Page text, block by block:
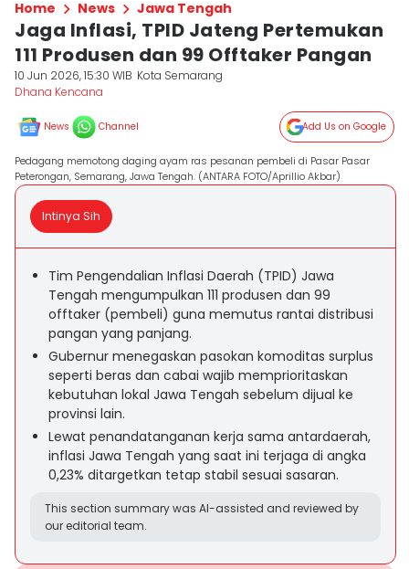
Home News Jawa Tengah
Jaga Inflasi, TPID Jateng Pertemukan
111 Produsen dan 99 Offtaker Pangan
10 Jun 2026, 15:30 WIB Kota Semarang
Dhana Kencana
News Channel Add Us on Google
Pedagang memotong daging ayam ras pesanan pembeli di Pasar Pasar
Peterongan, Semarang, Jawa Tengah. (ANTARA FOTO/Aprillio Akbar)
Intinya Sih
Tim Pengendalian Inflasi Daerah (TPID) Jawa
Tengah mengumpulkan 111 produsen dan 99
offtaker (pembeli) guna memutus rantai distribusi
pangan yang panjang.
Gubernur menegaskan pasokan komoditas surplus
seperti beras dan cabai wajib memprioritaskan
kebutuhan lokal Jawa Tengah sebelum dijual ke
provinsi lain.
Lewat penandatanganan kerja sama antardaerah,
inflasi Jawa Tengah yang saat ini terjaga di angka
0,23% ditargetkan tetap stabil sesuai sasaran.
This section summary was AI-assisted and reviewed by
our editorial team.